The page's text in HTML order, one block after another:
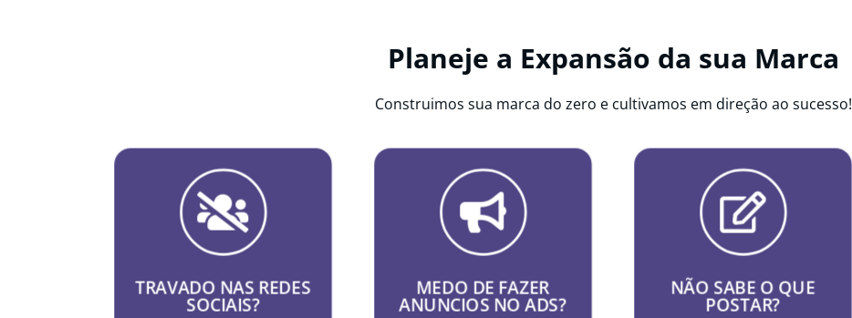
Planeje a Expansão da sua Marca
Construimos sua marca do zero e cultivamos em direção ao sucesso!
TRAVADO NAS REDES
SOCIAIS?
ESTRATÉGIA
Ajudamos e direcionamos o seu
negócio de maneira eficiente.
mídias sociais com
exclusividade de acordo com as
MEDO DE FAZER
ANUNCIOS NO ADS?
FACEBOOK /
INSTAGRAM ADS
Fique tranquila! Cuidamos,
gerenciamos, análisamos e
campanhas e anúncios para NÃO SABE O QUE
POSTAR?
CONTEÚDO
Disponibilizamos um gerente de
conta exclusivo para decidir
junto a cliente, quais os
melhores temas para aplicar
nas publicações. Estudamos,